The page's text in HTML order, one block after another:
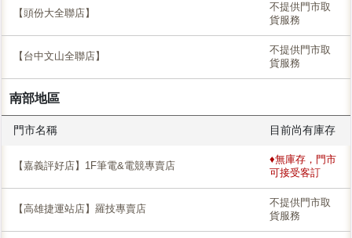
【頭份大全聯店】
不提供門市取
貨服務
【台中文山全聯店】
不提供門市取
貨服務
南部地區
門市名稱 目前尚有庫存
【嘉義評好店】1F筆電&電競專賣店
♦無庫存，門市
可接受客訂
【高雄捷運站店】羅技專賣店
不提供門市取
貨服務